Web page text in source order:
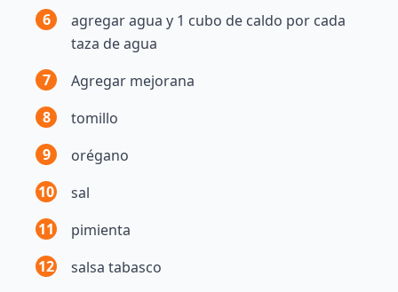
6
agregar agua y 1 cubo de caldo por cada
taza de agua
7
Agregar mejorana
8
tomillo
9
orégano
10
sal
11
pimienta
12
salsa tabasco